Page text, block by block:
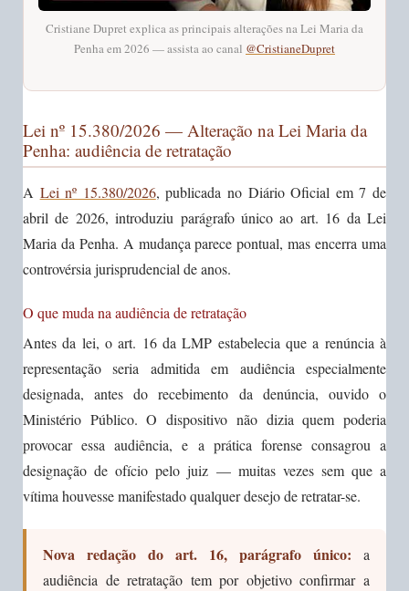
Cristiane Dupret explica as principais alterações na Lei Maria da
Penha em 2026 — assista ao canal @CristianeDupret
Lei nº 15.380/2026 — Alteração na Lei Maria da
Penha: audiência de retratação
A Lei nº 15.380/2026, publicada no Diário Oficial em 7 de
abril de 2026, introduziu parágrafo único ao art. 16 da Lei
Maria da Penha. A mudança parece pontual, mas encerra uma
controvérsia jurisprudencial de anos.
O que muda na audiência de retratação
Antes da lei, o art. 16 da LMP estabelecia que a renúncia à
representação seria admitida em audiência especialmente
designada, antes do recebimento da denúncia, ouvido o
Ministério Público. O dispositivo não dizia quem poderia
provocar essa audiência, e a prática forense consagrou a
designação de ofício pelo juiz — muitas vezes sem que a
vítima houvesse manifestado qualquer desejo de retratar-se.
Nova redação do art. 16, parágrafo único: a
audiência de retratação tem por objetivo confirmar a